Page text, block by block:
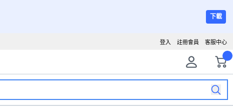
下載
客服中心
註冊會員
登入